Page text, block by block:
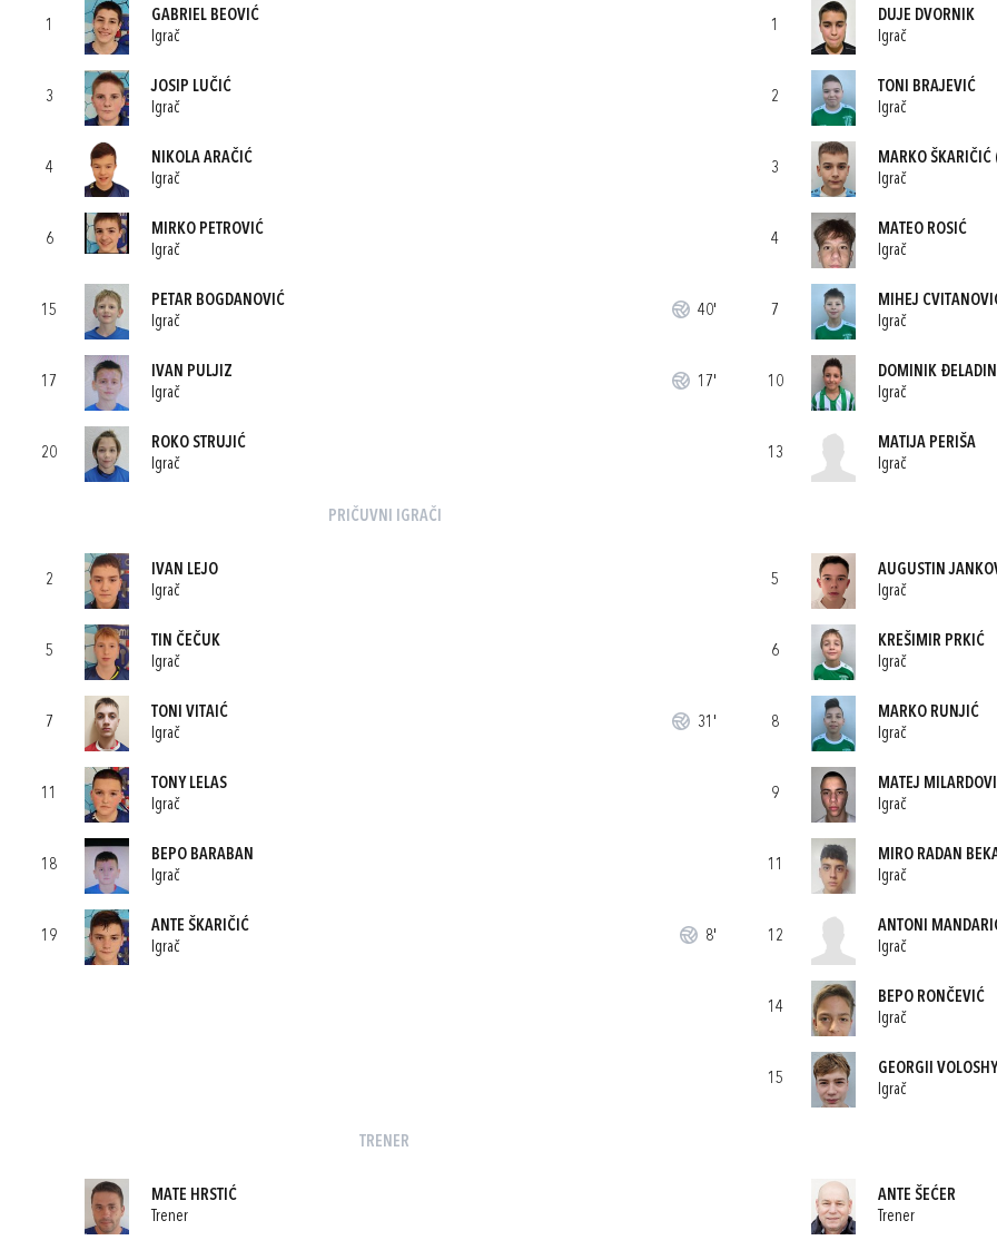
1
GABRIEL BEOVIĆ
Igrač
3
JOSIP LUČIĆ
Igrač
4
NIKOLA ARAČIĆ
Igrač
6
MIRKO PETROVIĆ
Igrač
15
PETAR BOGDANOVIĆ
Igrač
40'
17
IVAN PULJIZ
Igrač
17'
20
ROKO STRUJIĆ
Igrač
PRIČUVNI IGRAČI
2
IVAN LEJO
Igrač
5
TIN ČEČUK
Igrač
7
TONI VITAIĆ
Igrač
31'
11
TONY LELAS
Igrač
18
BEPO BARABAN
Igrač
19
ANTE ŠKARIČIĆ
Igrač
8'
TRENER
MATE HRSTIĆ
Trener
1
DUJE DVORNIK
Igrač
2
TONI BRAJEVIĆ
Igrač
3
MARKO ŠKARIČIĆ
Igrač
4
MATEO ROSIĆ
Igrač
7
MIHEJ
Igrač
10
DOMINIK
Igrač
13
MATIJA PERIŠA
Igrač
5
AUGUSTIN
Igrač
6
KREŠIMIR PRKIĆ
Igrač
8
MARKO RUNJIĆ
Igrač
9
MATEJ
Igrač
11
MIRO RADAN
Igrač
12
ANTONI
Igrač
14
BEPO RONČEVIĆ
Igrač
15
GEORGII
Igrač
ANTE ŠEĆER
Trener